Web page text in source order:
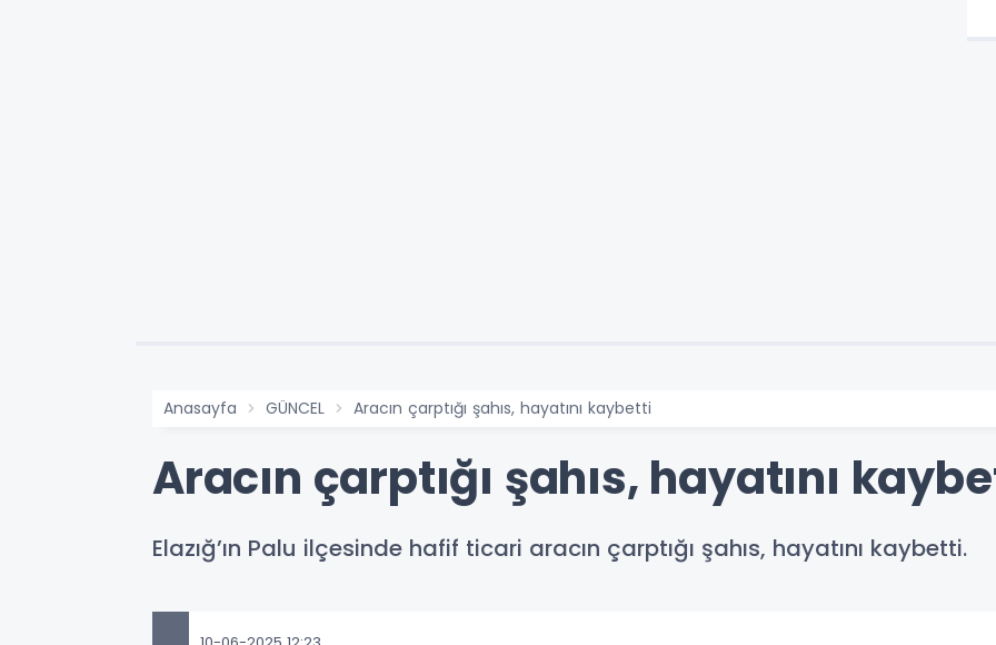
Anasayfa GÜNCEL Aracın çarptığı şahıs, hayatını kaybetti
Aracın çarptığı şahıs, hayatını
Elazığ’ın Palu ilçesinde hafif ticari aracın çarptığı şahıs, hayatını kaybetti.